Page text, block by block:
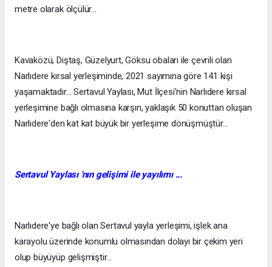
metre olarak ölçülür...
Kavaközü, Diştaş, Güzelyurt, Göksu obaları ile çevrili olan
Narlıdere kırsal yerleşiminde, 2021 sayımına göre 141 kişi
yaşamaktadır... Sertavul Yaylası, Mut İlçesi'nin Narlıdere kırsal
yerleşimine bağlı olmasına karşın, yaklaşık 50 konuttan oluşan
Narlıdere'den kat kat büyük bir yerleşime dönüşmüştür...
Sertavul Yaylası 'nın gelişimi ile yayılımı ...
Narlıdere'ye bağlı olan Sertavul yayla yerleşimi, işlek ana
karayolu üzerinde konumlu olmasından dolayı bir çekim yeri
olup büyüyüp gelişmiştir...